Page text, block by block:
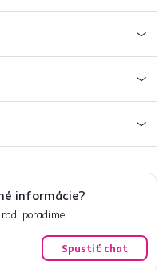
informácie?
poradíme
Spustiť chat